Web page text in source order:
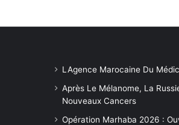
LAgence Marocaine Du
Après Le Mélanome, La
Nouveaux Cancers
Opération Marhaba 2026 :